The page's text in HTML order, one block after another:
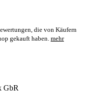
die von Käufern
gekauft haben. mehr
GbR